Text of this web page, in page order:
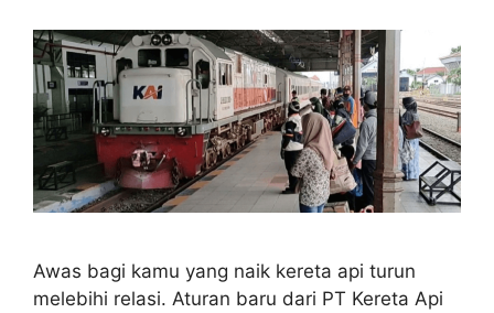
Awas bagi kamu yang naik kereta api turun
melebihi relasi. Aturan baru dari PT Kereta Api